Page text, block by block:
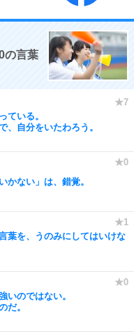
の言葉
ている。
、自分をいたわろう。
かない」は、錯覚。
葉を、うのみにしてはいけな
いのではない。
だ。